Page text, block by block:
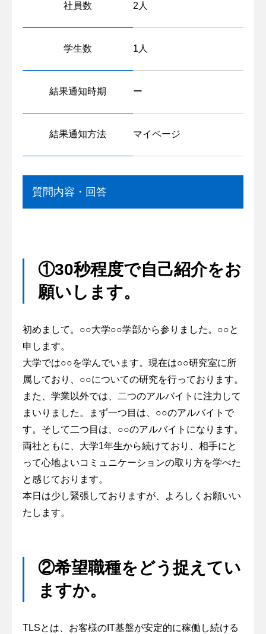
社員数 2人
学生数 1人
結果通知時期 ー
結果通知方法 マイページ
質問内容・回答
①30秒程度で自己紹介をお
願いします。
初めまして。○○大学○○学部から参りました。○○と
申します。
大学では○○を学んでいます。現在は○○研究室に所
属しており、○○についての研究を行っております。
また、学業以外では、二つのアルバイトに注力して
まいりました。まず一つ目は、○○のアルバイトで
す。そして二つ目は、○○のアルバイトになります。
両社ともに、大学1年生から続けており、相手にと
って心地よいコミュニケーションの取り方を学べた
と感じております。
本日は少し緊張しておりますが、よろしくお願いい
たします。
②希望職種をどう捉えてい
ますか。
TLSとは、お客様のIT基盤が安定的に稼働し続ける